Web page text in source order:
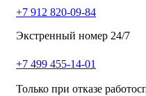
+7 912 820-09-84
Экстренный номер 24/7
+7 499 455-14-01
Только при отказе